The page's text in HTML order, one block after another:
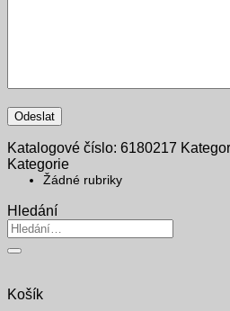
Katalogové číslo: 6180217
Kategorie
Žádné rubriky
Hledání
Hledat:
Košík